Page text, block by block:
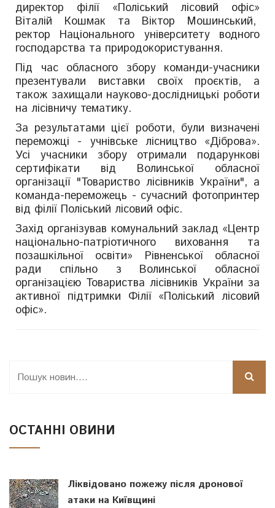
директор філії «Поліський лісовий офіс»
Віталій Кошмак та Віктор Мошинський,
ректор Національного університету водного
господарства та природокористування.
Під час обласного збору команди-учасники
презентували виставки своїх проєктів, а
також захищали науково-дослідницькі роботи
на лісівничу тематику.
За результатами цієї роботи, були визначені
переможці - учнівське лісництво «Діброва».
Усі учасники збору отримали подарункові
сертифікати від Волинської обласної
організації "Товариство лісівників України", а
команда-переможець - сучасний фотопринтер
від філії Поліський лісовий офіс.
Захід організував комунальний заклад «Центр
національно-патріотичного виховання та
позашкільної освіти» Рівненської обласної
ради спільно з Волинської обласної
організацією Товариства лісівників України за
активної підтримки Філії «Поліський лісовий
офіс».
ОСТАННІ ОВИНИ
Ліквідовано пожежу після дронової
атаки на Київщині